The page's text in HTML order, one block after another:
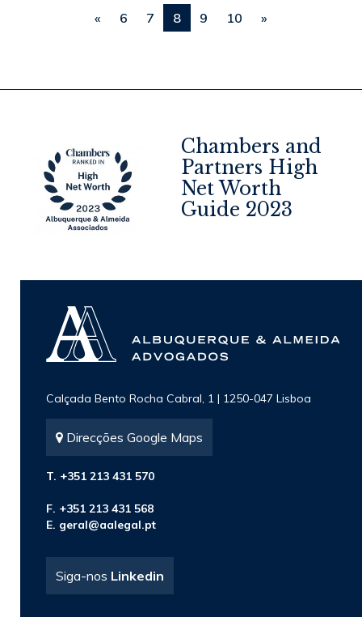
« 6 7 8 9 10 »
Chambers and
Partners High
Net Worth
Guide 2023
Calçada Bento Rocha Cabral, 1 | 1250-047 Lisboa
Direcções Google Maps
T. +351 213 431 570
F. +351 213 431 568
E. geral@aalegal.pt
Siga-nos Linkedin